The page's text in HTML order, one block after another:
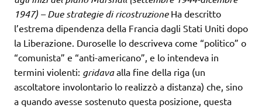
1947) – Due strategie di ricostruzione Ha descritto
l’estrema dipendenza della Francia dagli Stati Uniti dopo
la Liberazione. Duroselle lo descriveva come “politico” o
“comunista” e “anti-americano”, e lo intendeva in
termini violenti: gridavaalla fine della riga (un
ascoltatore involontario lo realizzò a distanza) che, sino
a quando avesse sostenuto questa posizione, questa